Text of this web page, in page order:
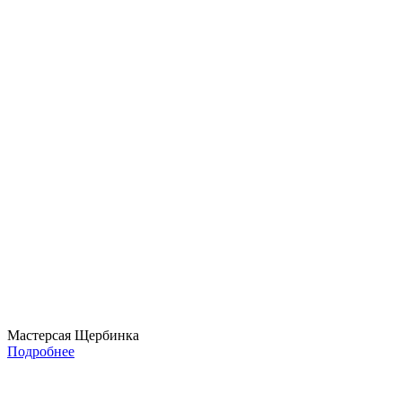
Мастерсая Щербинка
Подробнее